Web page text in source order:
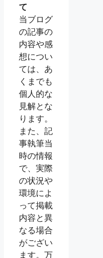
て
当ブログ
の記事の
内容や感
想につい
ては、あ
くまでも
個人的な
見解とな
ります。
また、記
事執筆当
時の情報
で、実際
の状況や
環境によ
って掲載
内容と異
なる場合
がござい
ます。万